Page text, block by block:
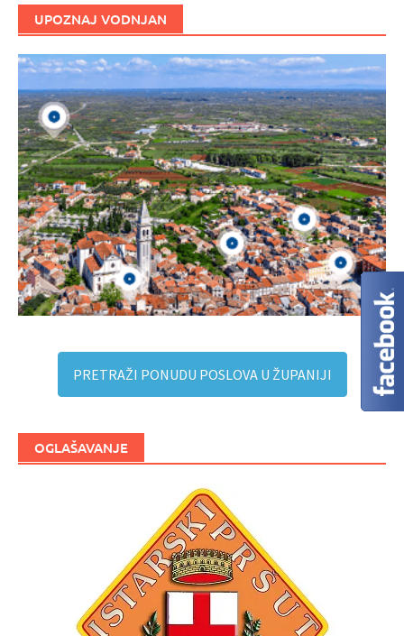
UPOZNAJ VODNJAN
PRETRAŽI PONUDU POSLOVA U ŽUPANIJI
OGLAŠAVANJE